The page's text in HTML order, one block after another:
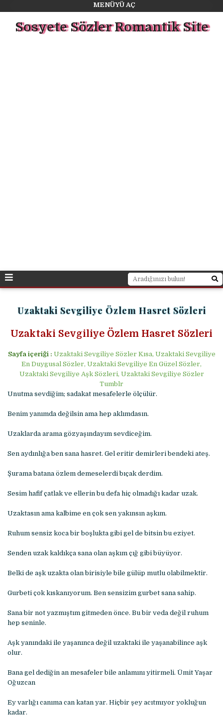
MENÜYÜ AÇ
Sosyete Sözler Romantik Site
Uzaktaki Sevgiliye Özlem Hasret Sözleri
Uzaktaki Sevgiliye Özlem Hasret Sözleri
Sayfa içeriği : Uzaktaki Sevgiliye Sözler Kısa, Uzaktaki Sevgiliye
En Duygusal Sözler, Uzaktaki Sevgiliye En Güzel Sözler,
Uzaktaki Sevgiliye Aşk Sözleri, Uzaktaki Sevgiliye Sözler
Tumblr
Unutma sevdiğim; sadakat mesafelerle ölçülür.
Benim yanımda değilsin ama hep aklımdasın.
Uzaklarda arama gözyaşındayım sevdiceğim.
Sen aydınlığa ben sana hasret. Gel eritir demirleri bendeki ateş.
Şurama batana özlem demeselerdi bıçak derdim.
Sesim hafif çatlak ve ellerin bu defa hiç olmadığı kadar uzak.
Uzaktasın ama kalbime en çok sen yakınsın aşkım.
Ruhum sensiz koca bir boşlukta gibi gel de bitsin bu eziyet.
Senden uzak kaldıkça sana olan aşkım çığ gibi büyüyor.
Belki de aşk uzakta olan birisiyle bile gülüp mutlu olabilmektir.
Gurbeti çok kıskanıyorum. Ben sensizim gurbet sana sahip.
Sana bir not yazmıştım gitmeden önce. Bu bir veda değil ruhum
hep seninle.
Aşk yanındaki ile yaşanınca değil uzaktaki ile yaşanabilince aşk
olur.
Bana gel dediğin an mesafeler bile anlamını yitirmeli. Ümit Yaşar
Oğuzcan
Ey varlığı canıma can katan yar. Hiçbir şey acıtmıyor yokluğun
kadar.